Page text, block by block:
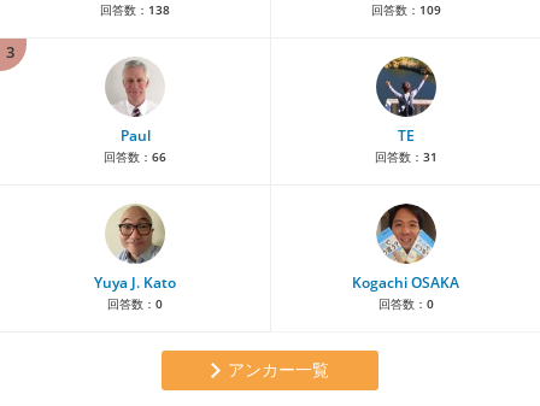
回答数： 138 回答数： 109
3
Paul
回答数： 66
TE
回答数： 31
Yuya J. Kato
回答数： 0
Kogachi OSAKA
回答数： 0
アンカー一覧